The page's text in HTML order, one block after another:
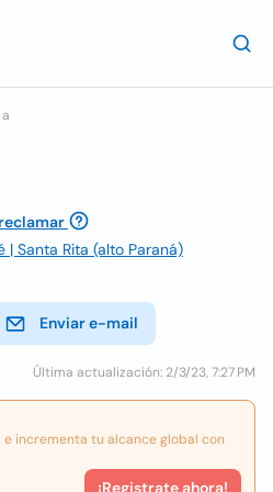
| Santa Rita (alto Paraná)
Enviar e-mail
Última actualización: 2/3/23, 7:27 PM
incrementa tu alcance global con
¡Registrate ahora!